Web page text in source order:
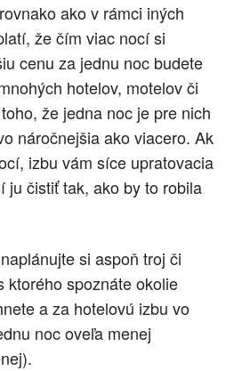
ako v rámci iných
že čím viac nocí si
cenu za jednu noc budete
hotelov, motelov či
že jedna noc je pre nich
náročnejšia ako viacero. Ak
izbu vám síce upratovacia
ju čistiť tak, ako by to robila
si aspoň troj či
ktorého spoznáte okolie
a za hotelovú izbu vo
noc oveľa menej